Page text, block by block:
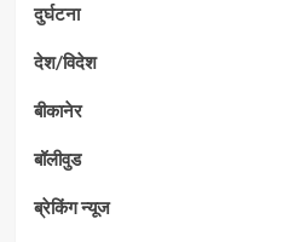
दुर्घटना
देश/विदेश
बीकानेर
बॉलीवुड
ब्रेकिंग न्यूज